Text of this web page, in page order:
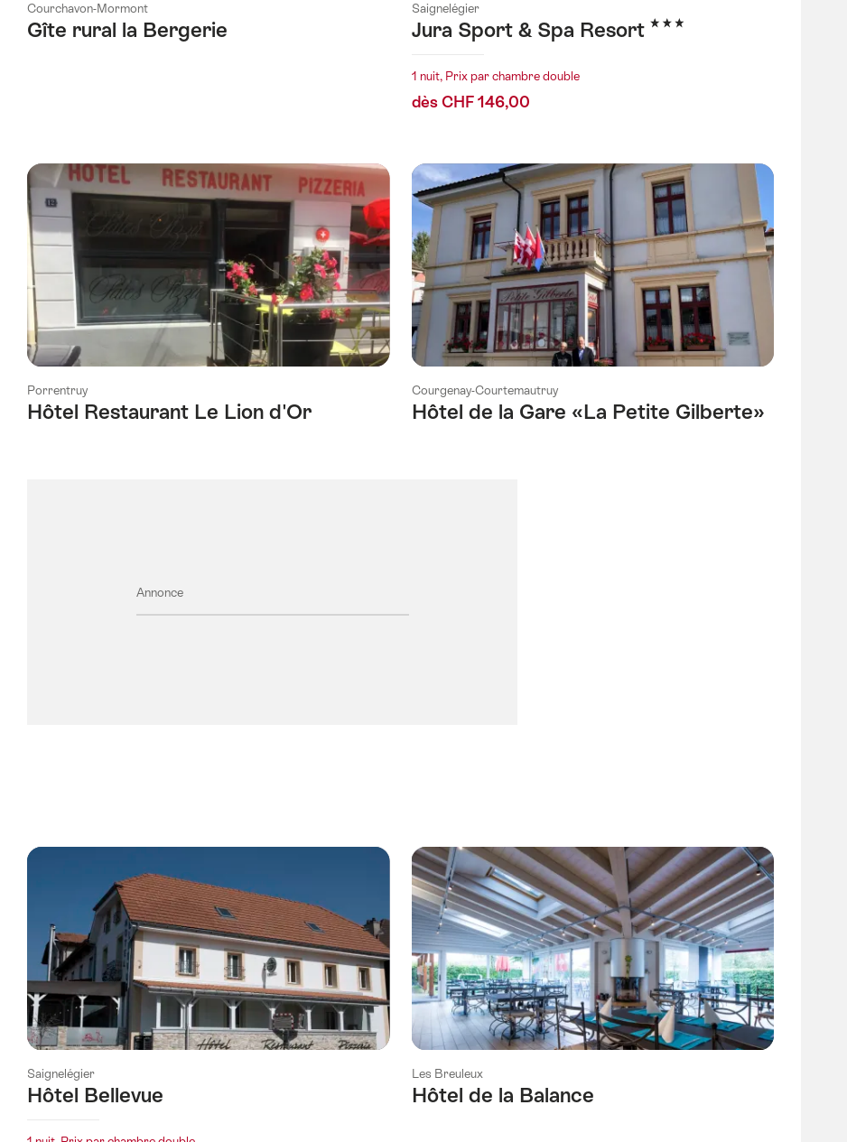
Courchavon-Mormont
Gîte rural la Bergerie
Saignelégier
Jura Sport & Spa Resort 3 étoiles
1 nuit, Prix par chambre double
dès CHF 146,00
Porrentruy
Hôtel Restaurant Le Lion d'Or
Courgenay-Courtemautruy
Hôtel de la Gare «La Petite Gilberte»
Annonce
Saignelégier
Hôtel Bellevue
Les Breuleux
Hôtel de la Balance